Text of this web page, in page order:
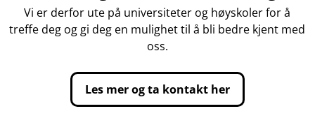
Vi er derfor ute på universiteter og høyskoler for å
treffe deg og gi deg en mulighet til å bli bedre kjent med
oss.
Les mer og ta kontakt her